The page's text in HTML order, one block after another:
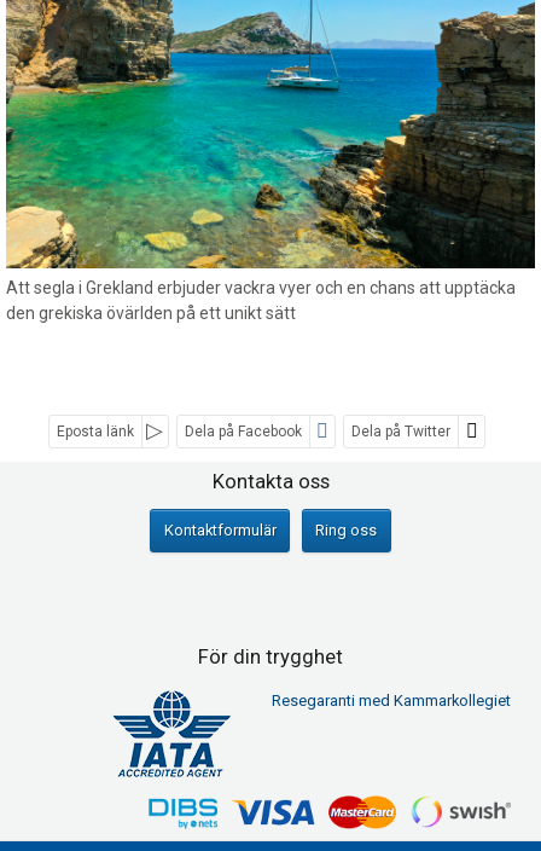
Att segla i Grekland erbjuder vackra vyer och en chans att upptäcka
den grekiska övärlden på ett unikt sätt
Eposta länk Dela på Facebook Dela på Twitter
Sociala medier
Kontakta oss
Kontaktformulär Ring oss
För din trygghet
Resegaranti med Kammarkollegiet